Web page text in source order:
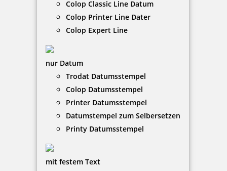
Colop Classic Line Datum
Colop Printer Line Dater
Colop Expert Line
nur Datum
Trodat Datumsstempel
Colop Datumsstempel
Printer Datumsstempel
Datumstempel zum Selbersetzen
Printy Datumsstempel
mit festem Text